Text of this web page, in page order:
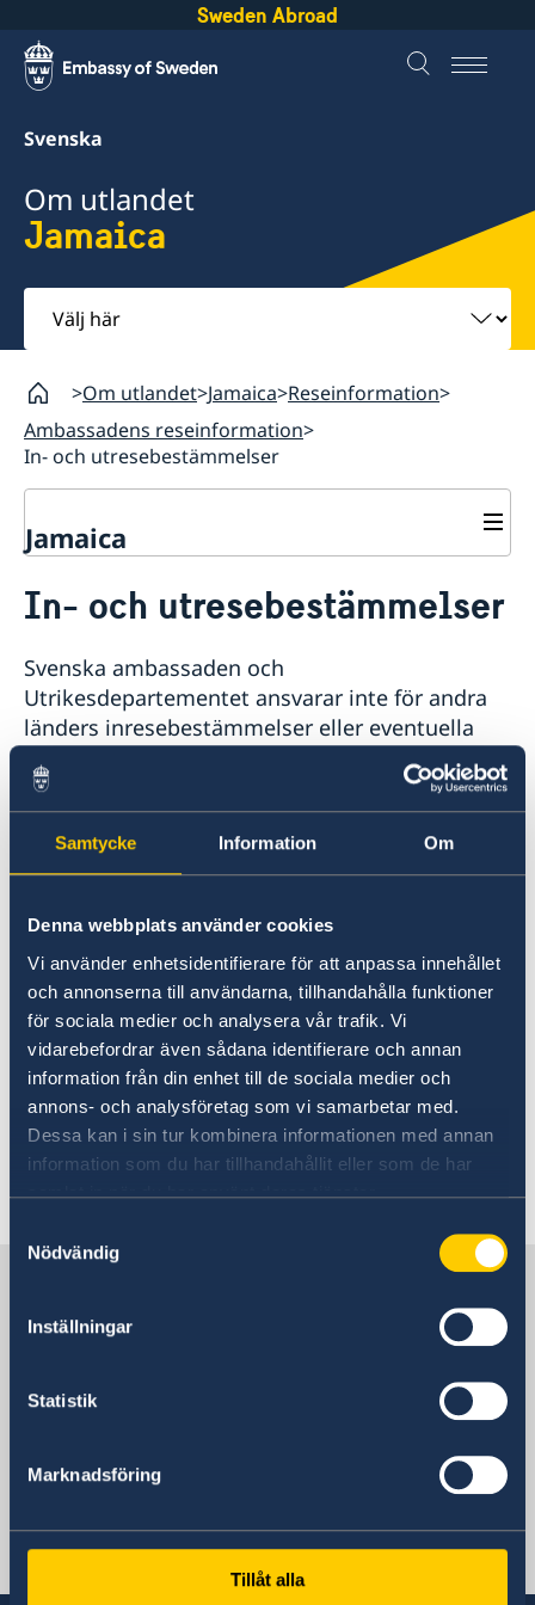
Samtycke Information Om
Denna webbplats använder cookies
Vi använder enhetsidentifierare för att anpassa innehållet
och annonserna till användarna, tillhandahålla funktioner
för sociala medier och analysera vår trafik. Vi
vidarebefordrar även sådana identifierare och annan
information från din enhet till de sociala medier och
annons- och analysföretag som vi samarbetar med.
Dessa kan i sin tur kombinera informationen med annan
information som du har tillhandahållit eller som de har
samlat in när du har använt deras tjänster.
Nödvändig
Inställningar
Statistik
Marknadsföring
Tillåt alla
Sweden Abroad
Svenska
Om utlandet
Jamaica
Välj
här
Om utlandet Jamaica Reseinformation
Ambassadens reseinformation
In- och utresebestämmelser
Jamaica
Hjälp till svenskar i Jamaica
Pass utomlands
Förlust av pass
Gifta sig utomlands
Ambassadens reseinformation
Aktuella händelser
Allmänna säkerhetsläget
Naturförhållanden och katastrofer
Trafiksäkerhet
Kriminalitet och personlig säkerhet
Lokala lagar och sedvänjor
In- och utresebestämmelser
In- och utresebestämmelser
Svenska ambassaden och
Utrikesdepartementet ansvarar inte för andra
länders inresebestämmelser eller eventuella
visumkrav. Kontrollera de aktuella
inresebestämmelserna med landets egna
myndigheter eller närmaste ambassad. Tänk på
att in- och utreseregler kan ändras med kort
varsel.
För besked om eventuella krav på
inresevisering hänvisas till
Jamaicas ambassad i Londoneller
Jamaicas honorärkonsul i Stockholm.
Aktuell turistinformation finns på
Jamaicas officiella hemsida
.
Senast uppdaterad 09 juli 2026, 10.53
Svenska konsulat